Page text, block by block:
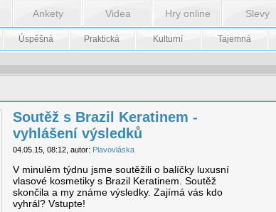
Ankety Videa Hry online Slevy
Úspěšná Praktická Kulturní Tajemná
Soutěž s Brazil Keratinem -
vyhlášení výsledků
04.05.15, 08:12, autor: Plavovláska
V minulém týdnu jsme soutěžili o balíčky luxusní
vlasové kosmetiky s Brazil Keratinem. Soutěž
skončila a my známe výsledky. Zajímá vás kdo
vyhrál? Vstupte!